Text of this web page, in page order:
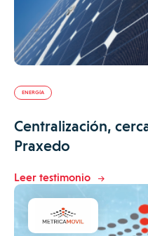
ENERGÍA
Centralización,
Praxedo
Leer testimonio